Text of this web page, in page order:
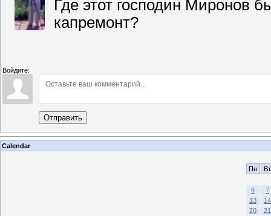
Где этот господин Миронов
капремонт?
Войдите:
Отправить
Calendar
Пн Вт
6
7
13
14
20
21